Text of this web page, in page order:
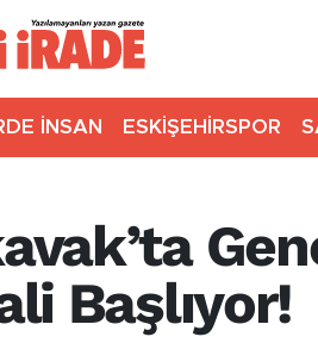
İNSAN ESKİŞEHİRSPOR
Başlıyor!